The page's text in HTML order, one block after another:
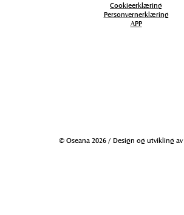
Cookieerklæring
Personvernerklæring
APP
© Oseana 2026 / Design og utvikling av